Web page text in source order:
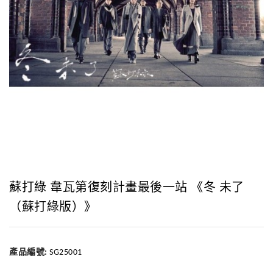
蘇打綠 韋瓦第復刻計畫最後一站 《冬 未了
（蘇打綠版）》
產品編號: SG25001